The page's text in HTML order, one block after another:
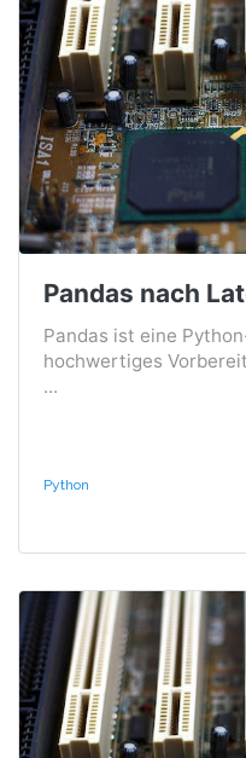
Pandas nach
Pandas ist eine
hochwertiges
...
Python